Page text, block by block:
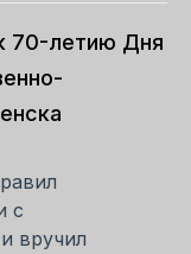
70-летию Дня
с
вручил